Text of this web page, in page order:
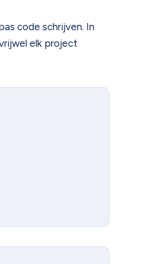
code schrijven. In
elk project